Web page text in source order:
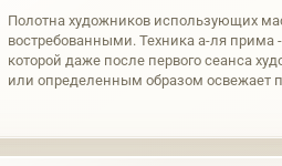
Полотна художников использующих
востребованными. Техника а-ля прима
которой даже после первого сеанса
или определенным образом